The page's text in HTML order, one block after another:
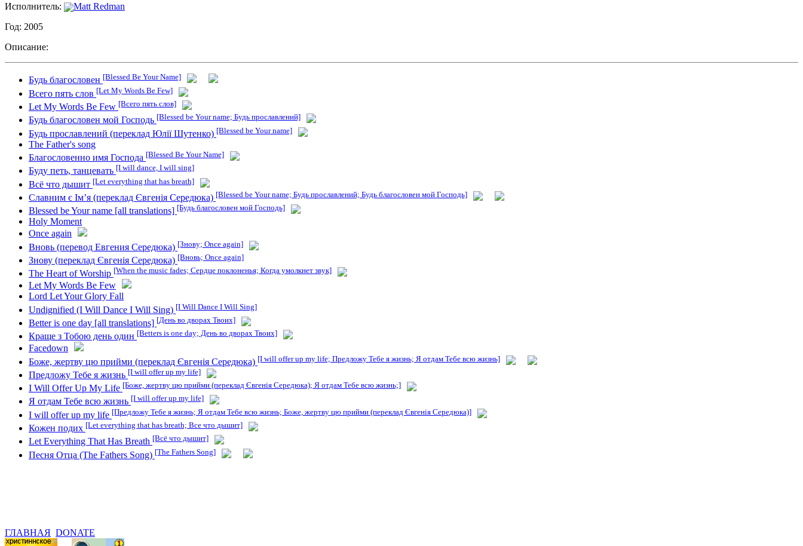
Исполнитель: Matt Redman
Год: 2005
Описание:
Будь благословен [Blessed Be Your Name]
Всего пять слов [Let My Words Be Few]
Let My Words Be Few [Всего пять слов]
Будь благословен мой Господь [Blessed be Your name; Будь прославлений]
Будь прославлений (переклад Юлії Шутенко) [Blessed be Your name]
The Father's song
Благословенно имя Господа [Blessed Be Your Name]
Буду петь, танцевать [I will dance, I will sing]
Всё что дышит [Let everything that has breath]
Славним є Ім’я (переклад Євгенія Середюка) [Blessed be Your name; Будь прославлений; Будь благословен мой Господь]
Blessed be Your name [all translations] [Будь благословен мой Господь]
Holy Moment
Once again
Вновь (перевод Евгения Середюка) [Знову; Once again]
Знову (переклад Євгенія Середюка) [Вновь; Once again]
The Heart of Worship [When the music fades; Сердце поклоненья; Когда умолкнет звук]
Let My Words Be Few
Lord Let Your Glory Fall
Undignified (I Will Dance I Will Sing) [I Will Dance I Will Sing]
Better is one day [all translations] [День во дворах Твоих]
Краще з Тобою день один [Betters is one day; День во дворах Твоих]
Facedown
Боже, жертву цю прийми (переклад Євгенія Середюка) [I will offer up my life; Предложу Тебе я жизнь; Я отдам Тебе всю жизнь]
Предложу Тебе я жизнь [I will offer up my life]
I Will Offer Up My Life [Боже, жертву цю прийми (переклад Євгенія Середюка); Я отдам Тебе всю жизнь;]
Я отдам Тебе всю жизнь [I will offer up my life]
I will offer up my life [Предложу Тебе я жизнь; Я отдам Тебе всю жизнь; Боже, жертву цю прийми (переклад Євгенія Середюка)]
Кожен подих [Let everything that has breath; Все что дышит]
Let Everything That Has Breath [Всё что дышит]
Песня Отца (The Fathers Song) [The Fathers Song]
ГЛАВНАЯ DONATE